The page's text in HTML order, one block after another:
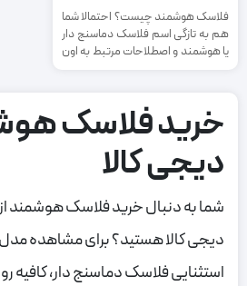
فلاسک هوشمند چیست؟ احتمالا شما
هم به تازگی اسم فلاسک دماسنج دار
یا هوشمند و اصطلاحات مرتبط به اون
خرید فلاسک
دیجی کالا
شما به دنبال خرید فلاسک هوشمند
دیجی کالا هستید؟ برای مشاهده
استثنایی فلاسک دماسنج دار، کافیه